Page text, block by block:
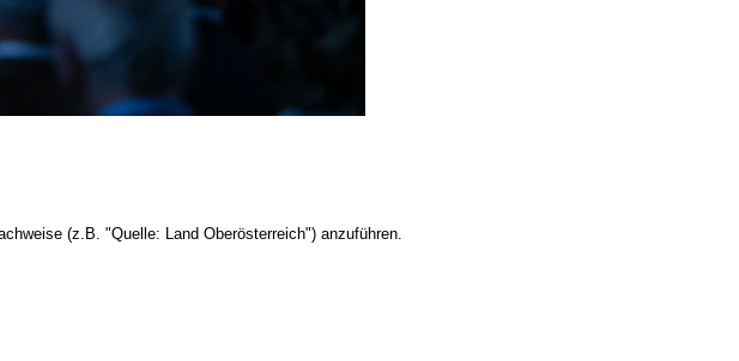
(z.B. "Quelle: Land Oberösterreich") anzuführen.